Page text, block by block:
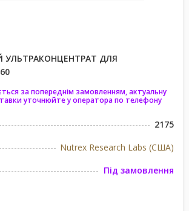
УЛЬТРАКОНЦЕНТРАТ ДЛЯ
за попереднім замовленням, актуальну
уточнюйте у оператора по телефону
2175
Nutrex Research Labs (США)
Під замовлення